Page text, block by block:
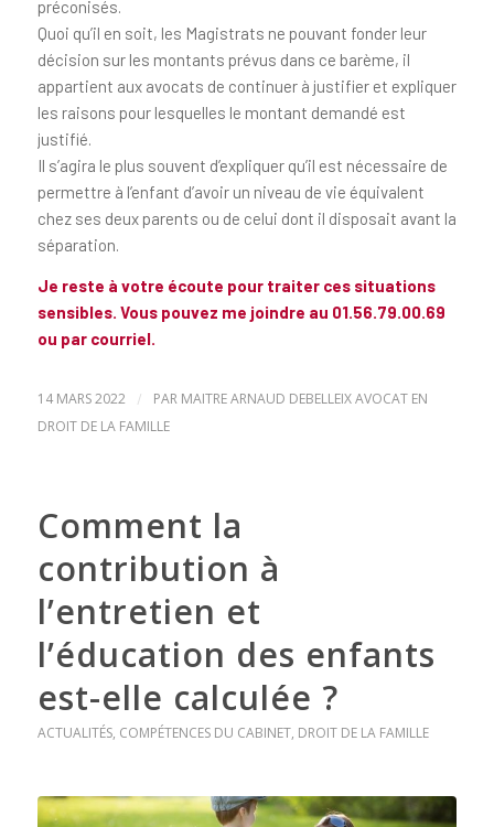
préconisés.
Quoi qu’il en soit, les Magistrats ne pouvant fonder leur
décision sur les montants prévus dans ce barème, il
appartient aux avocats de continuer à justifier et expliquer
les raisons pour lesquelles le montant demandé est
justifié.
Il s’agira le plus souvent d’expliquer qu’il est nécessaire de
permettre à l’enfant d’avoir un niveau de vie équivalent
chez ses deux parents ou de celui dont il disposait avant la
séparation.
Je reste à votre écoute pour traiter ces situations
sensibles. Vous pouvez me joindre au 01.56.79.00.69
ou par courriel.
14 MARS 2022 / PAR MAITRE ARNAUD DEBELLEIX AVOCAT EN
DROIT DE LA FAMILLE
Comment la
contribution à
l’entretien et
l’éducation des enfants
est-elle calculée ?
ACTUALITÉS, COMPÉTENCES DU CABINET, DROIT DE LA FAMILLE